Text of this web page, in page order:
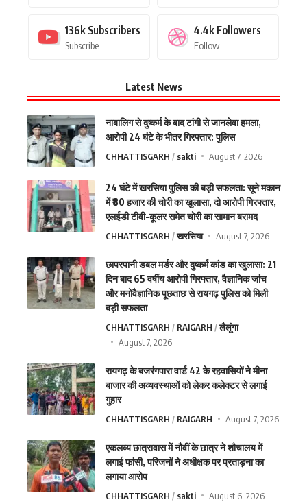
136k Subscribers
Subscribe
4.4k Followers
Follow
Latest News
नाबालिग से दुष्कर्म के बाद टांगी से जानलेवा हमला,
आरोपी 24 घंटे के भीतर गिरफ्तार: पुलिस
CHHATTISGARH sakti August 7, 2026
24 घंटे में खरसिया पुलिस की बड़ी सफलता: सूने मकान
में ₹80 हजार की चोरी का खुलासा, दो आरोपी गिरफ्तार,
एलईडी टीवी-कूलर समेत चोरी का सामान बरामद
CHHATTISGARH खरसिया August 7, 2026
छापरपानी डबल मर्डर और दुष्कर्म कांड का खुलासा: 21
दिन बाद 65 वर्षीय आरोपी गिरफ्तार, वैज्ञानिक जांच
और मनोवैज्ञानिक पूछताछ से रायगढ़ पुलिस को मिली
बड़ी सफलता
CHHATTISGARH RAIGARH
लैलूंगा
August 7, 2026
रायगढ़ के बजरंगपारा वार्ड 42 के रहवासियों ने मीना
बाजार की अव्यवस्थाओं को लेकर कलेक्टर से लगाई
गुहार
CHHATTISGARH RAIGARH August 7, 2026
एकलव्य छात्रावास में नौवीं के छात्र ने शौचालय में
लगाई फांसी, परिजनों ने अधीक्षक पर प्रताड़ना का
लगाया आरोप
CHHATTISGARH sakti August 6, 2026